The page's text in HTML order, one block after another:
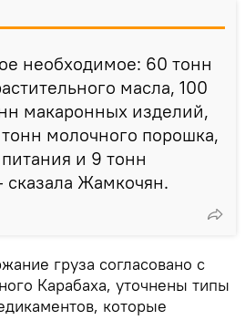
необходимое: 60 тонн
масла, 100
макаронных изделий,
молочного порошка,
и 9 тонн
Жамкочян.
груза согласовано с
Карабаха, уточнены типы
которые